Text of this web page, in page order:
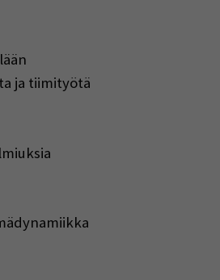
ja tiimityötä